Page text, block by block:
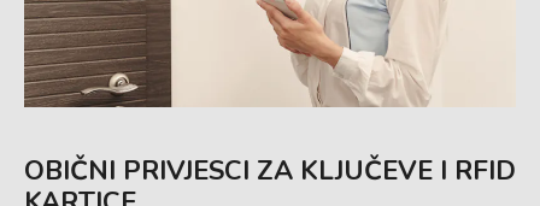
OBIČNI PRIVJESCI ZA KLJUČEVE I RFID